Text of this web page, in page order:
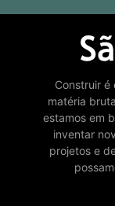
Construir é
matéria
estamos em
inventar
projetos e